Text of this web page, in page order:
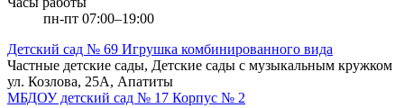
пн-пт 07:00–19:00
Детский сад № 69 Игрушка комбинированного вида
Частные детские сады, Детские сады с музыкальным кружком
ул. Козлова, 25А, Апатиты
МБДОУ детский сад № 17 Корпус № 2